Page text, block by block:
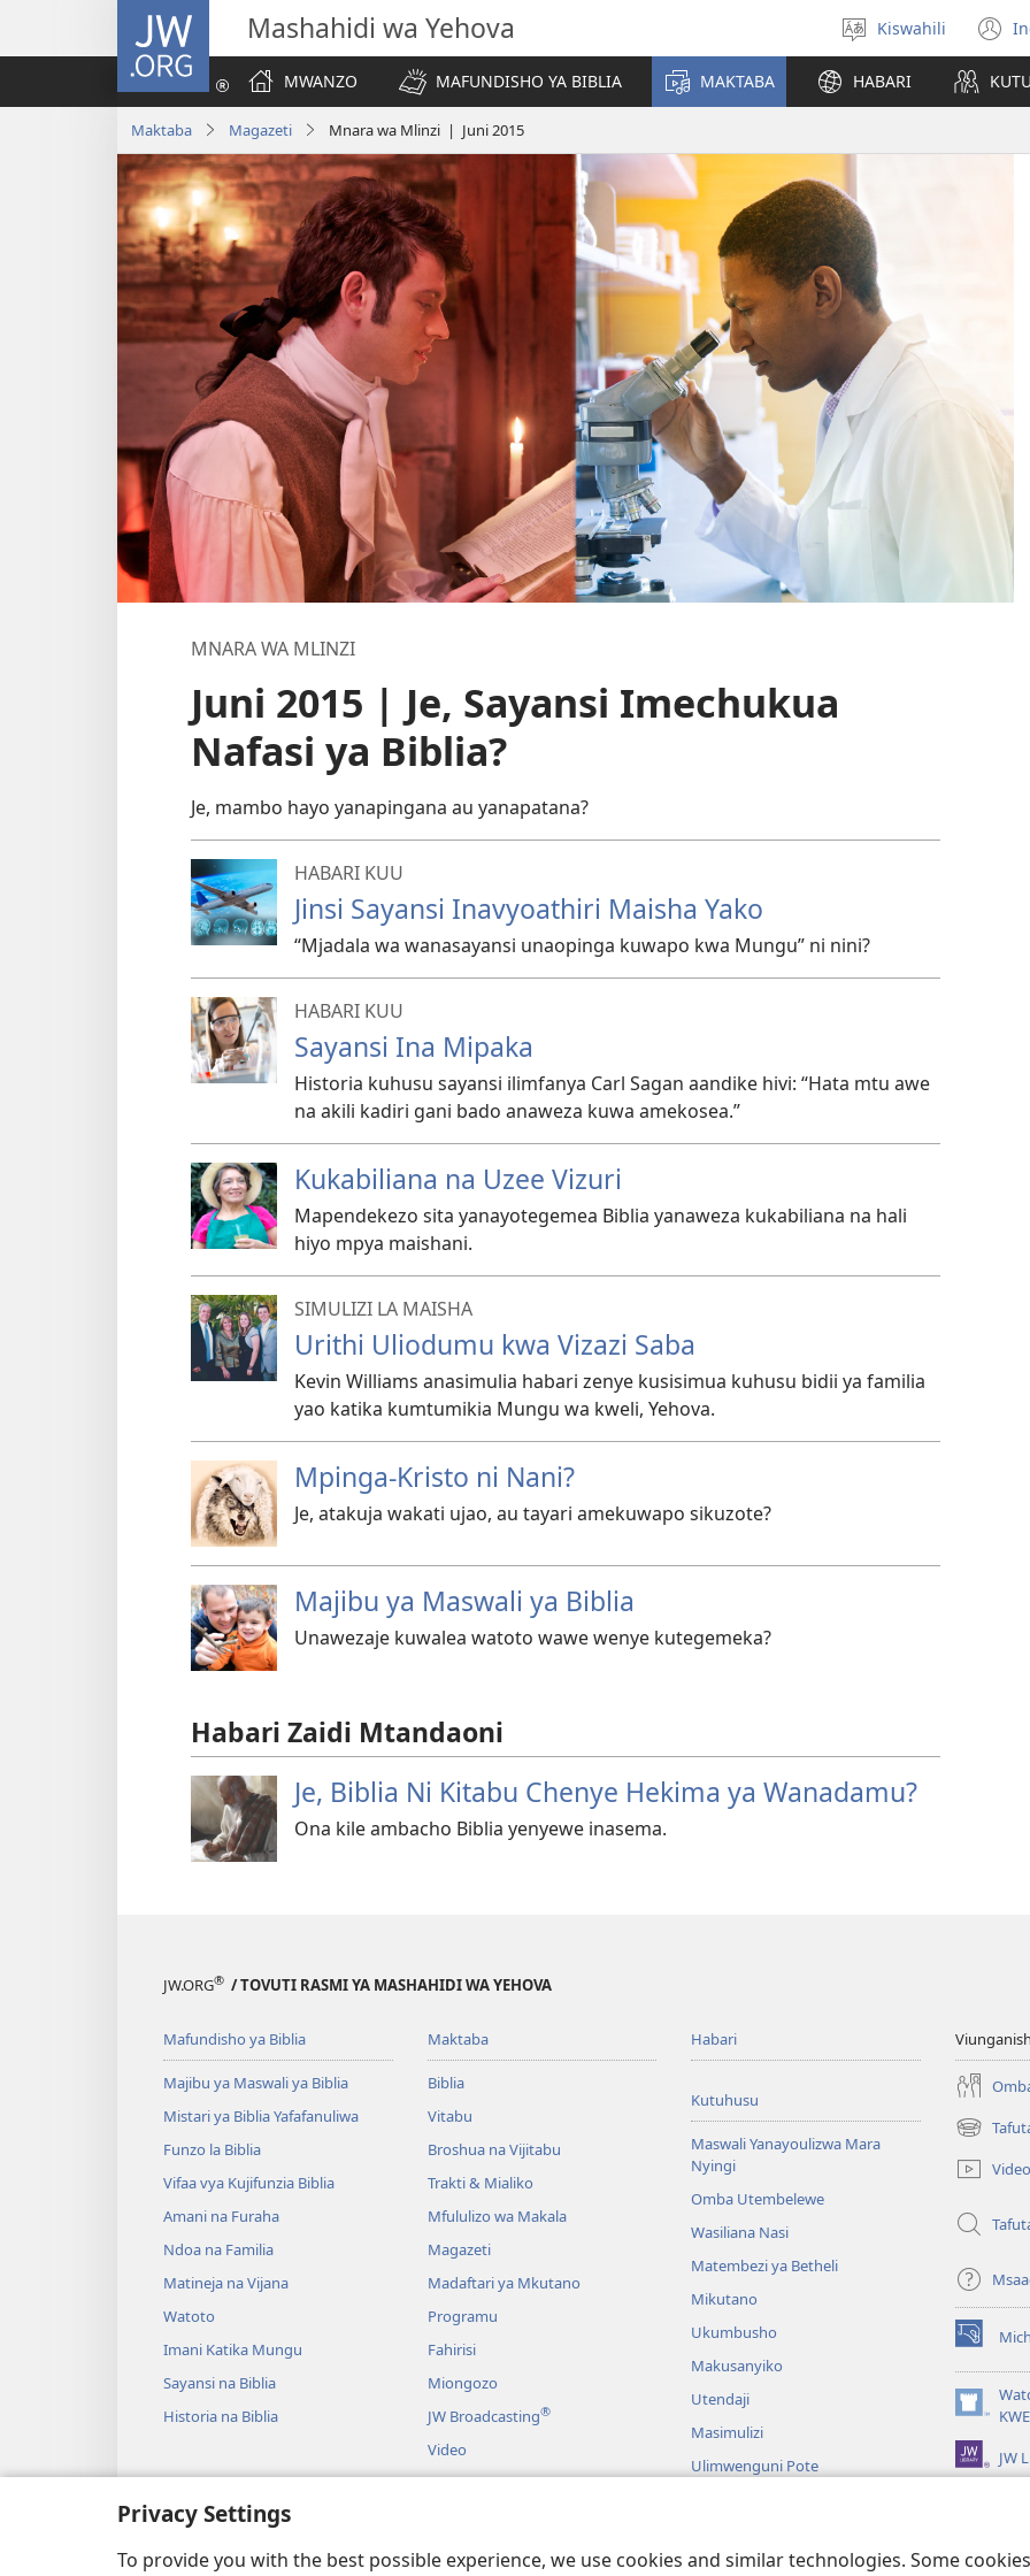
Privacy Settings
To provide you with the best possible experience, we use cookies and similar technologies. Some
JW.ORG Mashahidi wa Yehova
Chagua
lugha
Kiswahili
MWANZO
MAFUNDISHO YA BIBLIA MAKTABA HABARI
Maktaba Magazeti Mnara wa Mlinzi | Juni 2015
MNARA WA MLINZI
Juni 2015 | Je, Sayansi Imechukua
Nafasi ya Biblia?
Je, mambo hayo yanapingana au yanapatana?
HABARI KUU
Jinsi Sayansi Inavyoathiri Maisha Yako
“Mjadala wa wanasayansi unaopinga kuwapo kwa Mungu” ni nini?
HABARI KUU
Sayansi Ina Mipaka
Historia kuhusu sayansi ilimfanya Carl Sagan aandike hivi: “Hata mtu awe
na akili kadiri gani bado anaweza kuwa amekosea.”
Kukabiliana na Uzee Vizuri
Mapendekezo sita yanayotegemea Biblia yanaweza kukabiliana na hali
hiyo mpya maishani.
SIMULIZI LA MAISHA
Urithi Uliodumu kwa Vizazi Saba
Kevin Williams anasimulia habari zenye kusisimua kuhusu bidii ya familia
yao katika kumtumikia Mungu wa kweli, Yehova.
Mpinga-Kristo ni Nani?
Je, atakuja wakati ujao, au tayari amekuwapo sikuzote?
Majibu ya Maswali ya Biblia
Unawezaje kuwalea watoto wawe wenye kutegemeka?
Habari Zaidi Mtandaoni
Je, Biblia Ni Kitabu Chenye Hekima ya Wanadamu?
Ona kile ambacho Biblia yenyewe inasema.
JW.ORG® / TOVUTI RASMI YA MASHAHIDI WA YEHOVA
Mafundisho ya Biblia
Majibu ya Maswali ya Biblia
Mistari ya Biblia Yafafanuliwa
Funzo la Biblia
Vifaa vya Kujifunzia Biblia
Amani na Furaha
Ndoa na Familia
Matineja na Vijana
Watoto
Imani Katika Mungu
Sayansi na Biblia
Historia na Biblia
Maktaba
Biblia
Vitabu
Broshua na Vijitabu
Trakti & Mialiko
Mfululizo wa Makala
Magazeti
Madaftari ya Mkutano
Programu
Fahirisi
Miongozo
JW Broadcasting®
Video
Muziki
Drama za Usomaji wa Biblia
Habari
Kutuhusu
Maswali Yanayoulizwa Mara
Nyingi
Omba Utembelewe
Wasiliana Nasi
Matembezi ya Betheli
Mikutano
Ukumbusho
Makusanyiko
Utendaji
Masimulizi
Ulimwenguni Pote
(opens
new
window)
Video
(opens
new
window)
(opens
new
window)
JW